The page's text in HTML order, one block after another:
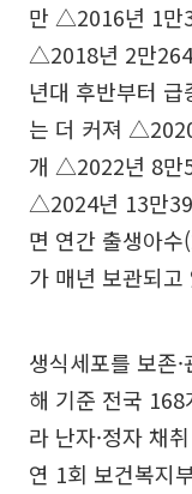
만 △2016년 1만
△2018년 2만
년대 후반부터
는 더 커져
개 △2022년 8만
△2024년 13만
면 연간 출생아
가 매년 보관되고
생식세포를 보존
해 기준 전국
라 난자·정자 채
연 1회 보건복지